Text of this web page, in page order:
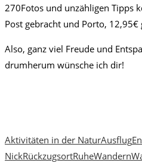
270Fotos und unzähligen Tipps
Post gebracht und Porto, 12,95€
Also, ganz viel Freude und
drumherum wünsche ich dir!
Aktivitäten in der NaturAusflug
NickRückzugsortRuheWandern